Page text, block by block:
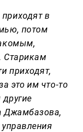
в
потом
Старикам
приходят,
это им что-то
Джамбазова,